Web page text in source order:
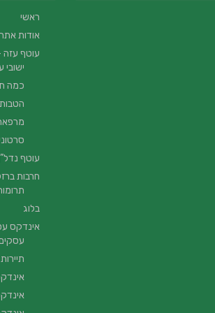
ראשי
אודות
עוטף עזה
כמה
הטבות
עוטף
חרבות
בלוג
אינדקס